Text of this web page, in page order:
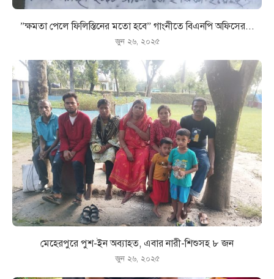
”ক্ষমতা পেলে ফিলিস্তিনের মতো হবে” গাংনীতে বিএনপি অফিসের...
জুন ২৬, ২০২৫
মেহেরপুরে পুশ-ইন অব্যাহত, এবার নারী-শিশুসহ ৮ জন
জুন ২৬, ২০২৫